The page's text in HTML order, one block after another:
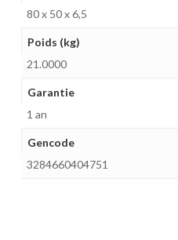
80 x 50 x 6,5
Poids (kg)
21.0000
Garantie
1 an
Gencode
3284660404751